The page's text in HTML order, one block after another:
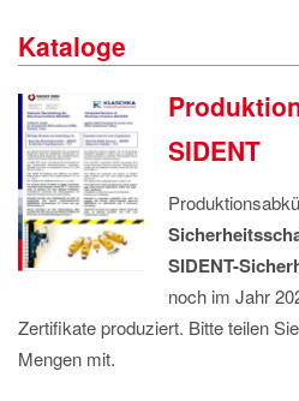
DATENSCHUTZ
Kataloge
SIDENT
SIDENT-
noch im Jahr
Zertifikate produziert. Bitte teilen
Mengen mit.